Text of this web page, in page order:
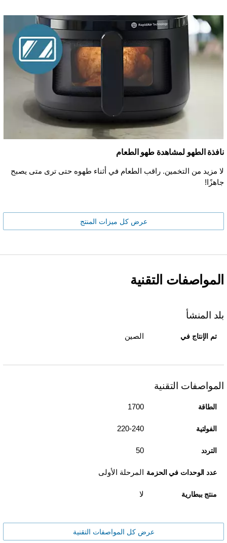
نافذة الطهو لمشاهدة طهو الطعام
لا مزيد من التخمين. راقب الطعام في أثناء طهوه حتى ترى متى يصبح
جاهزًا!
عرض كل ميزات المنتج
المواصفات التقنية
بلد المنشأ
تم الإنتاج في الصين
المواصفات التقنية
الطاقة 1700
الفولتية 220-240
التردد 50
عدد الوحدات في الحزمة المرحلة الأولى
منتج ببطارية لا
عرض كل المواصفات التقنية